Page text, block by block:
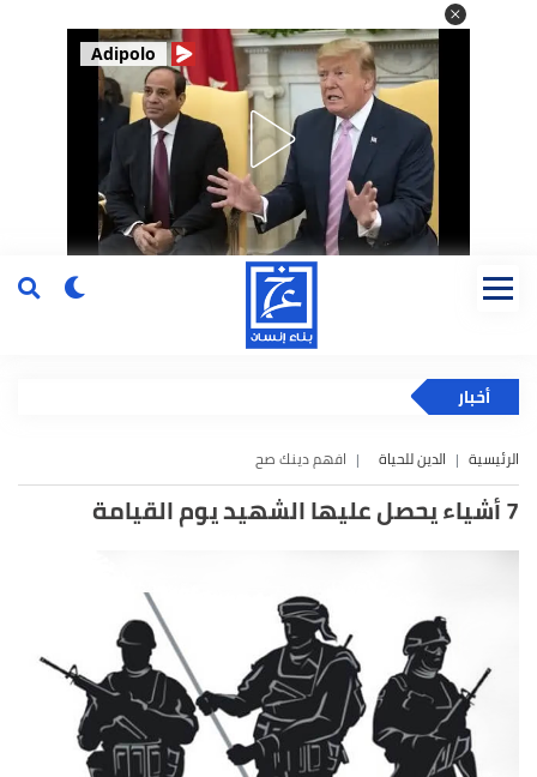
Adipolo
أخبار
الرئيسية الدين للحياة افهم دينك صح
7 أشياء يحصل عليها الشهيد يوم القيامة